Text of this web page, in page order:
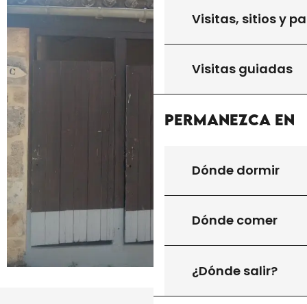
Visitas, sitios y
Visitas guiadas
Permanezca en
Dónde dormir
Dónde comer
¿Dónde salir?